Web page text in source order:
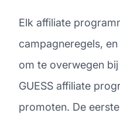
Elk affiliate
campagneregels,
om te overwegen
GUESS affiliate
promoten. De